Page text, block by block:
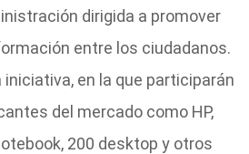
dirigida a promover
entre los ciudadanos.
en la que participarán
del mercado como HP,
200 desktop y otros